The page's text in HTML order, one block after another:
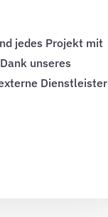
jedes Projekt mit
unseres
Dienstleister